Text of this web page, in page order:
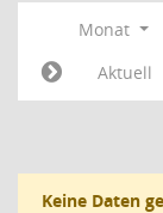
Monat
Aktuell
Keine Daten